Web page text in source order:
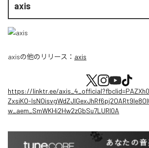
axis
axisの他のリリース： axis
https://linktr.ee/
ZxsiKO-
w_aem_SmWKHi2Hw2zGbSu7LURI0A